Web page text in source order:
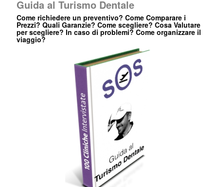
Guida al Turismo Dentale
Come richiedere un preventivo? Come Comparare i
Prezzi? Quali Garanzie? Come scegliere? Cosa Valutare
per scegliere? In caso di problemi? Come organizzare il
viaggio?